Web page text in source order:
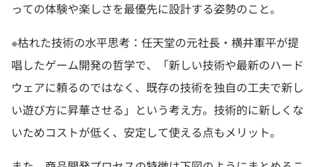
っての体験や楽しさを最優先に設計する姿勢のこと。
※枯れた技術の水平思考：任天堂の元社長・横井軍平が提
唱したゲーム開発の哲学で、「新しい技術や最新のハード
ウェアに頼るのではなく、既存の技術を独自の工夫で新し
い遊び方に昇華させる」という考え方。技術的に新しくな
いためコストが低く、安定して使える点もメリット。